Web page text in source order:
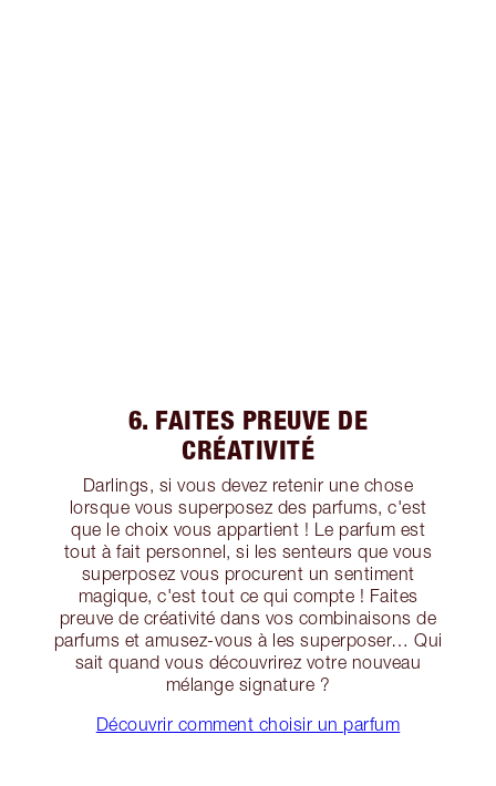
6. FAITES PREUVE DE
CRÉATIVITÉ
Darlings, si vous devez retenir une chose
lorsque vous superposez des parfums, c'est
que le choix vous appartient ! Le parfum est
tout à fait personnel, si les senteurs que vous
superposez vous procurent un sentiment
magique, c'est tout ce qui compte ! Faites
preuve de créativité dans vos combinaisons de
parfums et amusez-vous à les superposer… Qui
sait quand vous découvrirez votre nouveau
mélange signature ?
Découvrir comment choisir un parfum